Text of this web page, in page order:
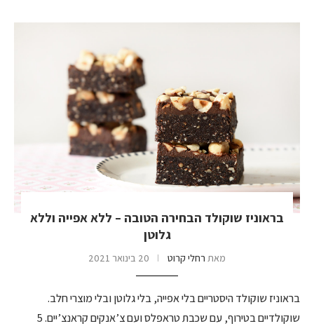
בראוניז שוקולד הבחירה הטובה – ללא אפייה וללא
גלוטן
מאת רחלי קרוט 20 בינואר 2021
בראוניז שוקולד היסטריים בלי אפייה, בלי גלוטן ובלי מוצרי חלב.
שוקולדיים בטירוף, עם שכבת טראפלס ועם צ’אנקים קראנצ’יים. 5